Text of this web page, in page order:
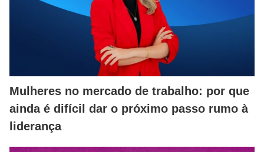
Mulheres no mercado de trabalho: por que
ainda é difícil dar o próximo passo rumo à
liderança